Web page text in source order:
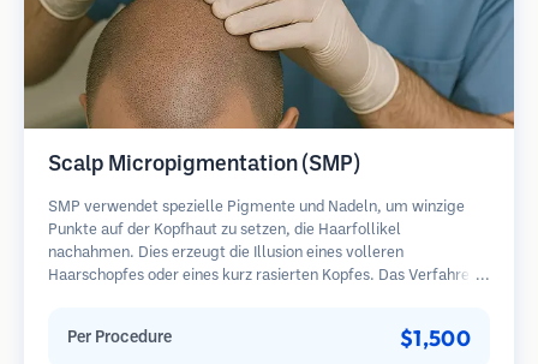
Scalp Micropigmentation (SMP)
SMP verwendet spezielle Pigmente und Nadeln, um winzige
Punkte auf der Kopfhaut zu setzen, die Haarfollikel
nachahmen. Dies erzeugt die Illusion eines volleren
Haarschopfes oder eines kurz rasierten Kopfes. Das Verfahren
Per Procedure $1,500